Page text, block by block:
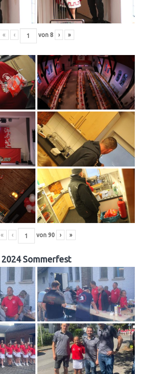
« ‹ von 8 › »
« ‹ von 90 › »
2024 Sommerfest